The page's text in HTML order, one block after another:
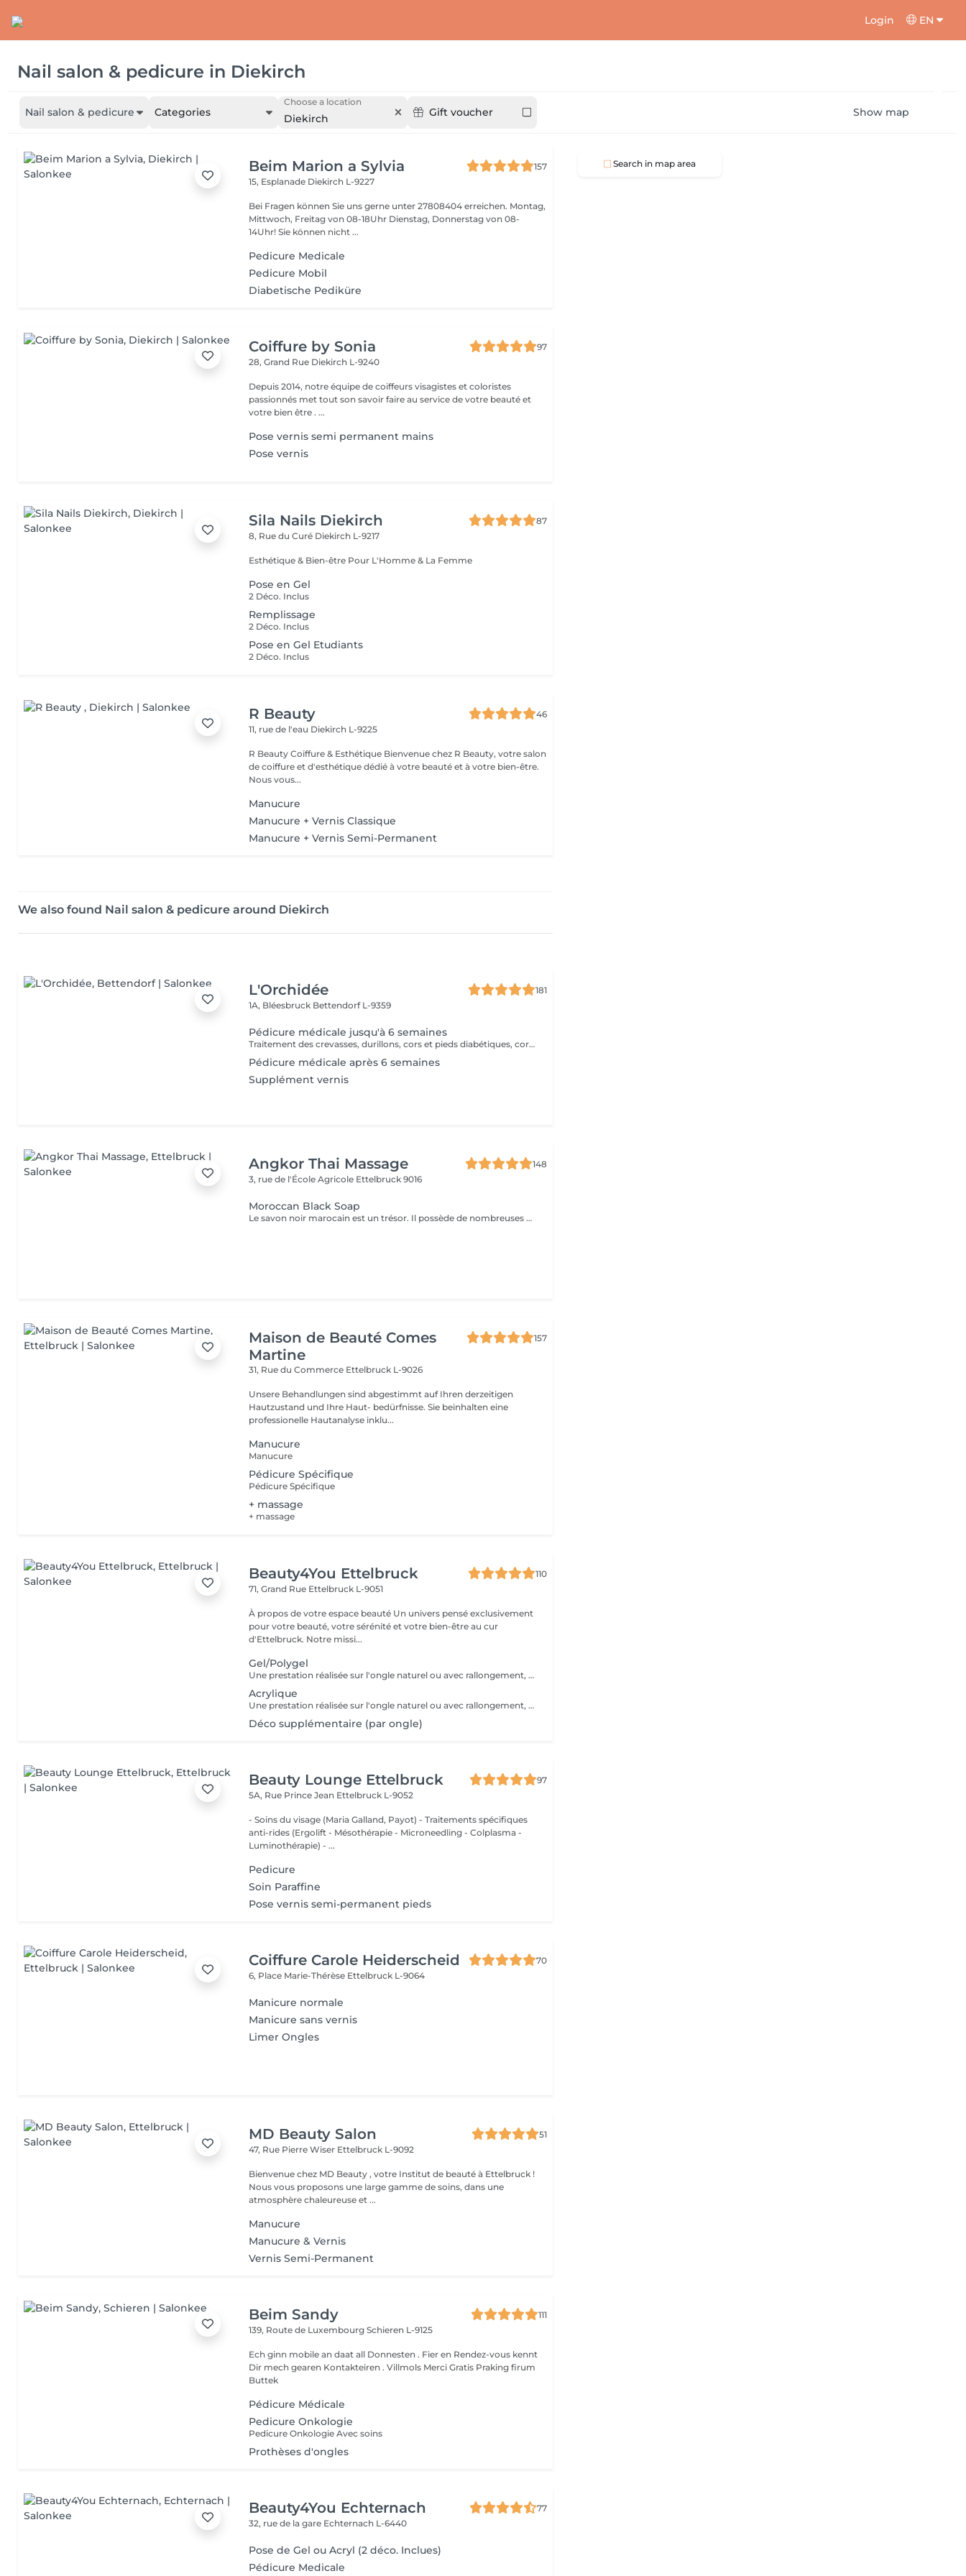
Login EN
Nail salon & pedicure in Diekirch
Nail salon & pedicure Categories
Choose a location
Diekirch Gift voucher Show map
Beim Marion a Sylvia
157
15, Esplanade Diekirch L-9227
Bei Fragen können Sie uns gerne unter 27808404 erreichen. Montag,
Mittwoch, Freitag von 08-18Uhr Dienstag, Donnerstag von 08-
14Uhr! Sie können nicht ...
Pedicure Medicale
Pedicure Mobil
Diabetische Pediküre
Coiffure by Sonia
97
28, Grand Rue Diekirch L-9240
Depuis 2014, notre équipe de coiffeurs visagistes et coloristes
passionnés met tout son savoir faire au service de votre beauté et
votre bien être . ...
Pose vernis semi permanent mains
Pose vernis
Sila Nails Diekirch
87
8, Rue du Curé Diekirch L-9217
Esthétique & Bien-être Pour L'Homme & La Femme
Pose en Gel
2 Déco. Inclus
Remplissage
2 Déco. Inclus
Pose en Gel Etudiants
2 Déco. Inclus
R Beauty
46
11, rue de l'eau Diekirch L-9225
R Beauty Coiffure & Esthétique Bienvenue chez R Beauty, votre salon
de coiffure et d'esthétique dédié à votre beauté et à votre bien-être.
Nous vous...
Manucure
Manucure + Vernis Classique
Manucure + Vernis Semi-Permanent
We also found Nail salon & pedicure around Diekirch
L'Orchidée
181
1A, Bléesbruck Bettendorf L-9359
Pédicure médicale jusqu'à 6 semaines
Traitement des crevasses, durillons, cors et pieds diabétiques, correction des ongles incarnés. Les pieds sont les piliers du corps humain, prenons-en soin !
Pédicure médicale après 6 semaines
Supplément vernis
Angkor Thai Massage
148
3, rue de l'École Agricole Ettelbruck 9016
Moroccan Black Soap
Le savon noir marocain est un trésor. Il possède de nombreuses propriétés hydratantes, exfoliantes et apaisantes qui sont très bénéfiques pour la peau humaine. Grâce à son action calmante, c'est la solution parfaite pour régénérer les cellules et obtenir une peau plus belle, ferme et lisse.
Maison de Beauté Comes
Martine
157
31, Rue du Commerce Ettelbruck L-9026
Unsere Behandlungen sind abgestimmt auf Ihren derzeitigen
Hautzustand und Ihre Haut- bedürfnisse. Sie beinhalten eine
professionelle Hautanalyse inklu...
Manucure
Manucure
Pédicure Spécifique
Pédicure Spécifique
+ massage
+ massage
Beauty4You Ettelbruck
110
71, Grand Rue Ettelbruck L-9051
À propos de votre espace beauté Un univers pensé exclusivement
pour votre beauté, votre sérénité et votre bien-être au cur
d'Ettelbruck. Notre missi...
Gel/Polygel
Une prestation réalisée sur l'ongle naturel ou avec rallongement, pour des ongles élégants et résistants pendant plusieurs semaines. * Préparation de l'ongle naturel * Mise en forme des ongles * Travail des cuticules * Application du gel * Finition au choix * 2 décorations incluses
Acrylique
Une prestation réalisée sur l'ongle naturel ou avec rallongement, idéale pour des ongles solides, élégants et durables. * Préparation de l'ongle naturel * Mise en forme des ongles * Travail des cuticules * Application de l'acrylique * Finition au choix * 2 décorations incluses
Déco supplémentaire (par ongle)
Beauty Lounge Ettelbruck
97
5A, Rue Prince Jean Ettelbruck L-9052
- Soins du visage (Maria Galland, Payot) - Traitements spécifiques
anti-rides (Ergolift - Mésothérapie - Microneedling - Colplasma -
Luminothérapie) - ...
Pedicure
Soin Paraffine
Pose vernis semi-permanent pieds
Coiffure Carole Heiderscheid
70
6, Place Marie-Thérèse Ettelbruck L-9064
Manicure normale
Manicure sans vernis
Limer Ongles
MD Beauty Salon
51
47, Rue Pierre Wiser Ettelbruck L-9092
Bienvenue chez MD Beauty , votre Institut de beauté à Ettelbruck !
Nous vous proposons une large gamme de soins, dans une
atmosphère chaleureuse et ...
Manucure
Manucure & Vernis
Vernis Semi-Permanent
Beim Sandy
111
139, Route de LuxembourgSchieren L-9125
Ech ginn mobile an daat all Donnesten . Fier en Rendez-vous kennt
Dir mech gearen Kontakteiren . Villmols Merci Gratis Praking firum
Buttek
Pédicure Médicale
Pedicure Onkologie
Pedicure Onkologie Avec soins
Prothèses d'ongles
Beauty4You Echternach
77
32, rue de la gare Echternach L-6440
Pose de Gel ou Acryl (2 déco. Inclues)
Pédicure Medicale
Search in map area